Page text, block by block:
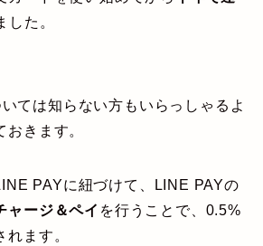
した。
ては知らない方もいらっしゃるよ
おきます。
PAYに紐づけて、LINE PAYの
ャージ＆ペイ を行うことで、0.5%
ます。